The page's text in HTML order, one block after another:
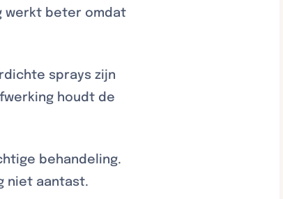
werkt beter omdat
sprays zijn
houdt de
behandeling.
niet aantast.